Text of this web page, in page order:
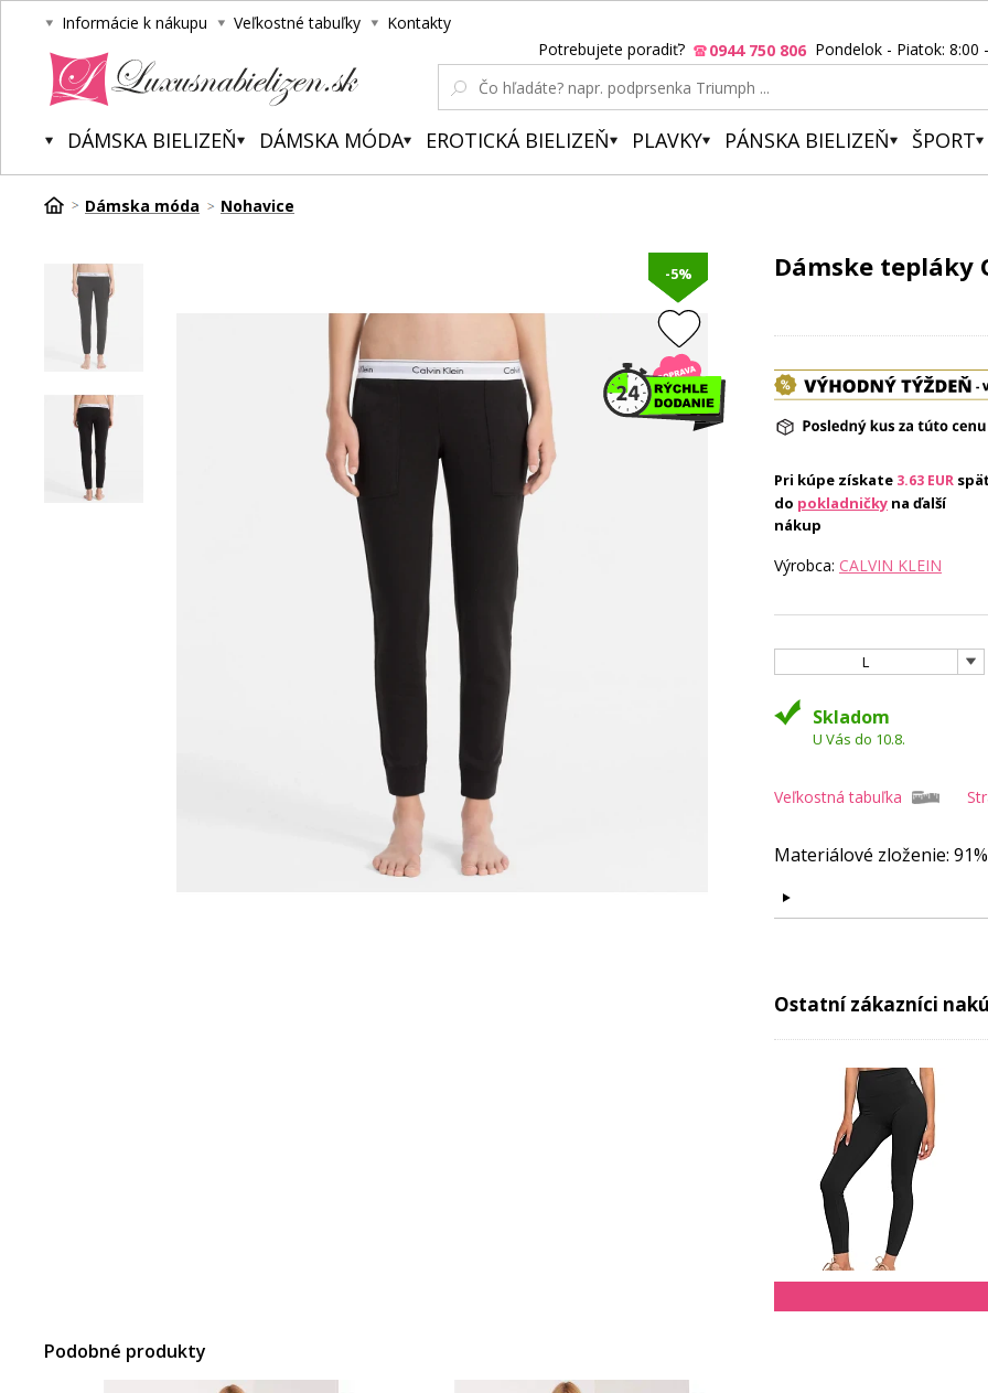
Informácie k nákupu Veľkostné tabuľky Kontakty
Potrebujete poradiť? 0944 750 806 Pondelok - Piatok: 8:00
DÁMSKA BIELIZEŇ DÁMSKA MÓDA EROTICKÁ BIELIZEŇ PLAVKY PÁNSKA BIELIZEŇ ŠPORT
Dámska móda Nohavice
-5% Dámske tepláky
Pri kúpe získate 3.63 EUR
do pokladničky na ďalší
nákup
Výrobca: CALVIN KLEIN
L
Skladom
U Vás do 10.8.
Veľkostná tabuľka
Materiálové zloženie:
Ostatní zákazníci
Podobné produkty